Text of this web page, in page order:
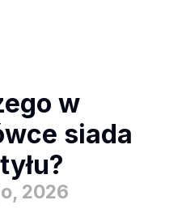
w
siada
2026